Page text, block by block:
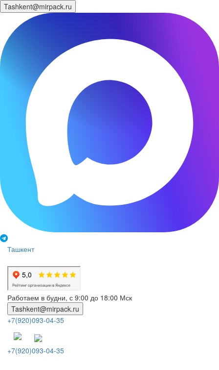
Tashkent@mirpack.ru
Ташкент
Работаем в будни, с 9:00 до 18:00 Мск
Tashkent@mirpack.ru
+7(920)093-04-35
+7(920)093-04-35